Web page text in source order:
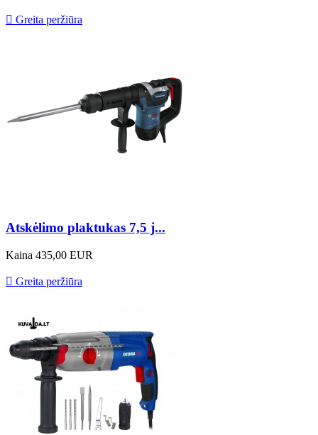
 Greita peržiūra
Atskėlimo plaktukas 7,5 j...
Kaina 435,00 EUR
 Greita peržiūra